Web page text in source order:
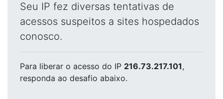
Seu IP fez diversas tentativas de
acessos suspeitos a sites hospedados
conosco.
Para liberar o acesso do IP 216.73.217.101,
responda ao desafio abaixo.